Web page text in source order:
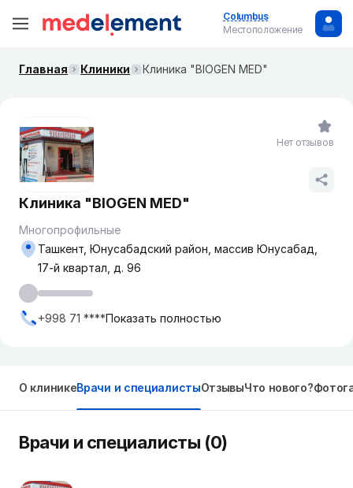
Columbus
Местоположение
Главная Клиники Клиника "BIOGEN MED"
Клиника "BIOGEN MED"
Многопрофильные
Ташкент, Юнусабадский район, массив Юнусабад,
17-й квартал, д. 96
+998 71 ****Показать полностью
Нет отзывов
О клиникеВрачи и специалистыОтзывыЧто нового?
Врачи и специалисты (0)